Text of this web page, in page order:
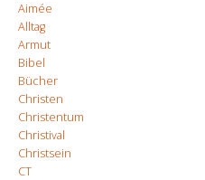
Aimée
Alltag
Armut
Bibel
Bücher
Christen
Christentum
Christival
Christsein
CT